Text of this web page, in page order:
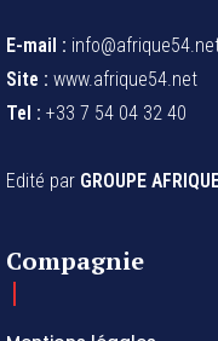
E-mail :
Site : www.afrique54.net
Tel : +33 7 54 04 32 40
Edité par GROUPE
Compagnie